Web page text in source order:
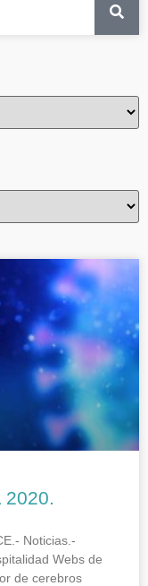
2020.
Noticias.-
Webs de
de cerebros